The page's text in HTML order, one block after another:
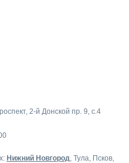
2-й Донской пр. 9, c.4
Нижний Новгород, Тула, Псков,